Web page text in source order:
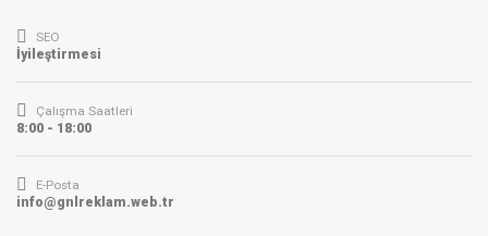
SEO
İyileştirmesi
Çalışma Saatleri
8:00 - 18:00
E-Posta
info@gnlreklam.web.tr